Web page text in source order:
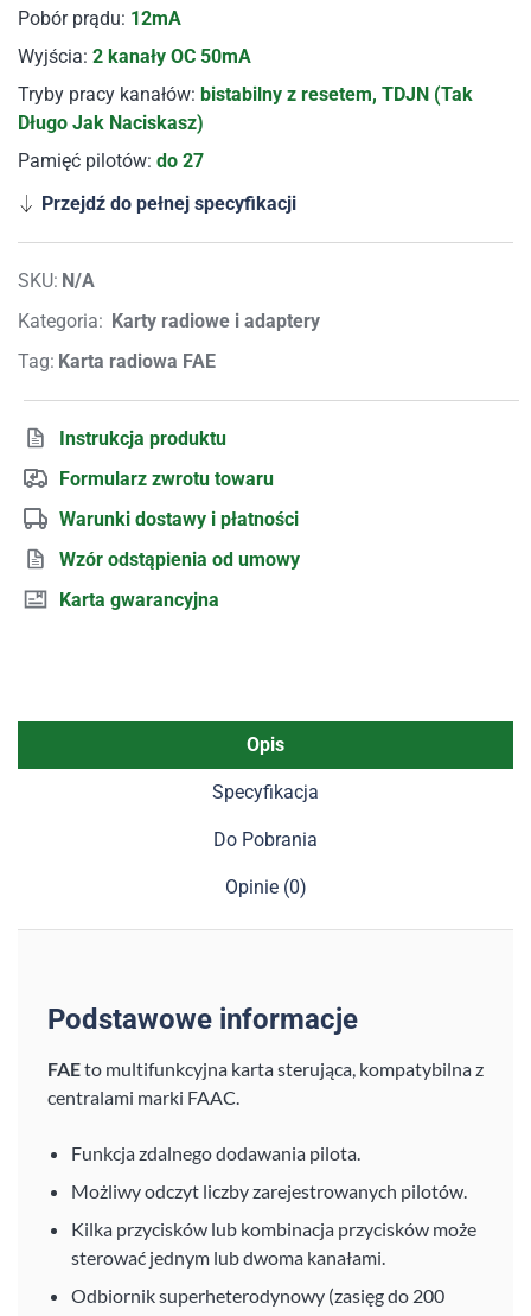
Pobór prądu: 12mA
Wyjścia: 2 kanały OC 50mA
Tryby pracy kanałów: bistabilny z resetem, TDJN (Tak
Długo Jak Naciskasz)
Pamięć pilotów: do 27
Przejdź do pełnej specyfikacji
SKU: N/A
Kategoria: Karty radiowe i adaptery
Tag: Karta radiowa FAE
Instrukcja produktu
Formularz zwrotu towaru
Warunki dostawy i płatności
Wzór odstąpienia od umowy
Karta gwarancyjna
Opis
Specyfikacja
Do Pobrania
Opinie (0)
Podstawowe informacje
FAEto multifunkcyjna karta sterująca, kompatybilna z
centralami marki FAAC.
Funkcja zdalnego dodawania pilota.
Możliwy odczyt liczby zarejestrowanych pilotów.
Kilka przycisków lub kombinacja przycisków może
sterować jednym lub dwoma kanałami.
Odbiornik superheterodynowy (zasięg do 200